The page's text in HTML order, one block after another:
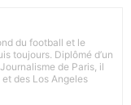
du football et le
toujours. Diplômé d’un
de Paris, il
et des Los Angeles